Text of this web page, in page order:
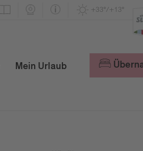
+33°/+13°
Mein Urlaub